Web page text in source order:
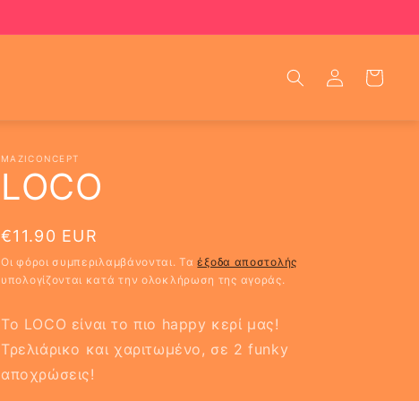
Σύνδεση Καλάθι
MAZICONCEPT
LOCO
Κανονική
τιμή
€11.90 EUR
Οι φόροι συμπεριλαμβάνονται. Ταέξοδα αποστολής
υπολογίζονται κατά την ολοκλήρωση της αγοράς.
Το LOCO είναι το πιο happy κερί μας!
Τρελιάρικο και χαριτωμένο, σε 2 funky
αποχρώσεις!